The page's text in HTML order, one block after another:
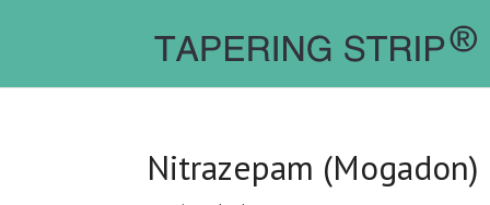
Nitrazepam (Mogadon)